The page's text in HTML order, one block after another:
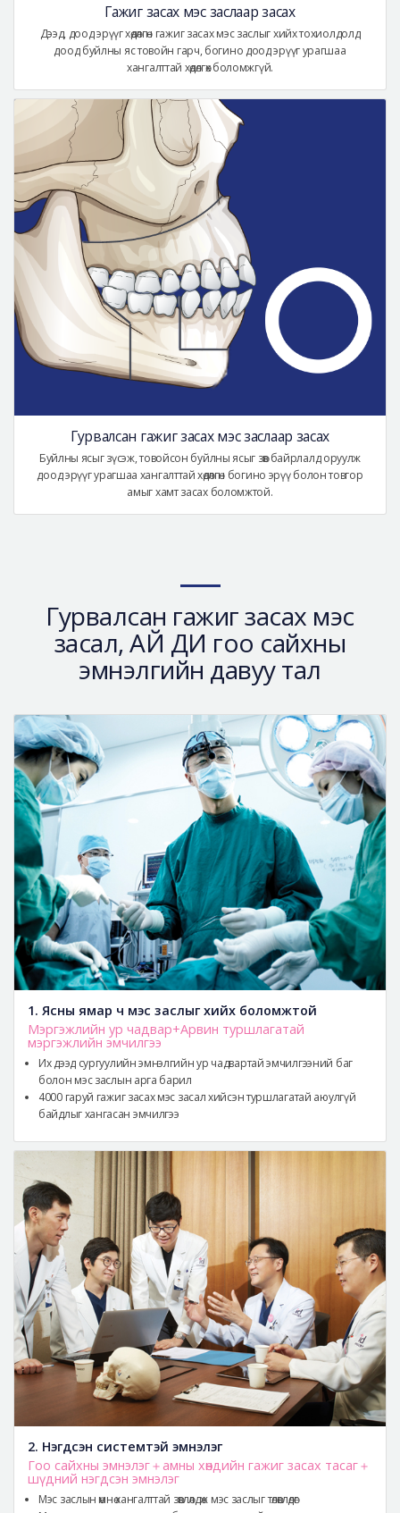
Гажиг засах мэс заслаар засах
Дээд, доод эрүүг хөдөлгөн гажиг засах мэс заслыг хийх тохиолдолд
доод буйлны яс товойн гарч, богино доод эрүүг урагшаа
хангалттай хөдөлгөх боломжгүй.
Гурвалсан гажиг засах мэс заслаар засах
Буйлны ясыг зүсэж, товойсон буйлны ясыг зөв байрлалд оруулж
доод эрүүг урагшаа хангалттай хөдөлгөн богино эрүү болон товгор
амыг хамт засах боломжтой.
Гурвалсан гажиг засах мэс
засал, АЙ ДИ гоо сайхны
эмнэлгийн давуу тал
1. Ясны ямар ч мэс заслыг хийх боломжтой
Мэргэжлийн ур чадвар+Арвин туршлагатай
мэргэжлийн эмчилгээ
Их дээд сургуулийн эмнэлгийн ур чадвартай эмчилгээний баг
болон мэс заслын арга барил
4000 гаруй гажиг засах мэс засал хийсэн туршлагатай аюулгүй
байдлыг хангасан эмчилгээ
2. Нэгдсэн системтэй эмнэлэг
Гоо сайхны эмнэлэг＋амны хөндийн гажиг засах тасаг＋
шүдний нэгдсэн эмнэлэг
Мэс заслын өмнө хангалттай зөвлөлдөж мэс заслыг төлөвлөдөг